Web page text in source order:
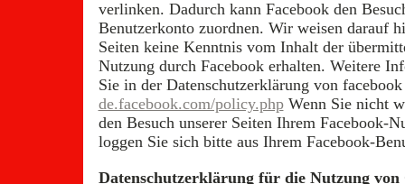
verlinken. Dadurch kann Facebook den
Benutzerkonto zuordnen. Wir weisen darauf
Seiten keine Kenntnis vom Inhalt der
Nutzung durch Facebook erhalten. Weitere
Sie in der Datenschutzerklärung von
de.facebook.com/policy.phpWenn Sie nicht
den Besuch unserer Seiten Ihrem Facebook-
loggen Sie sich bitte aus Ihrem Facebook-
Datenschutzerklärung für die Nutzung von